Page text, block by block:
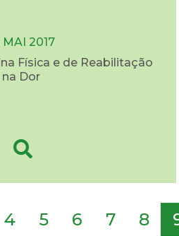
MAI 2017
Física e de Reabilitação
na Dor
4 5 6 7 8